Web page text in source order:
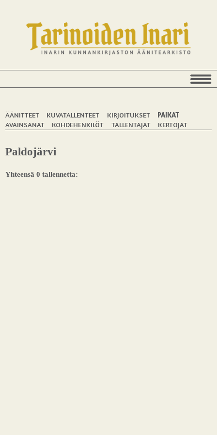
ÄÄNITTEET KUVATALLENTEET KIRJOITUKSET
PAIKAT
AVAINSANAT
KOHDEHENKILÖT TALLENTAJAT KERTOJAT
Paldojärvi
Yhteensä 0 tallennetta: